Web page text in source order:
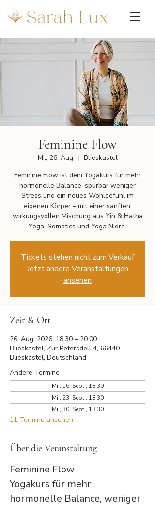
Feminine Flow
Mi., 26. Aug.
  |
Blieskastel
Feminine Flow ist dein Yogakurs für mehr
hormonelle Balance, spürbar weniger
Stress und ein neues Wohlgefühl im
eigenen Körper – mit einer sanften,
wirkungsvollen Mischung aus Yin & Hatha
Yoga, Somatics und Yoga Nidra.
Tickets stehen nicht zum Verkauf
Jetzt andere Veranstaltungen
ansehen
Zeit & Ort
26. Aug. 2026, 18:30 – 20:00
Blieskastel, Zur Petersdell 4, 66440
Blieskastel, Deutschland
Andere Termine
Mi., 16. Sept., 18:30
Mi., 23. Sept., 18:30
Mi., 30. Sept., 18:30
11 Termine ansehen
Über die Veranstaltung
Feminine Flow
Yogakurs für mehr
hormonelle Balance, weniger